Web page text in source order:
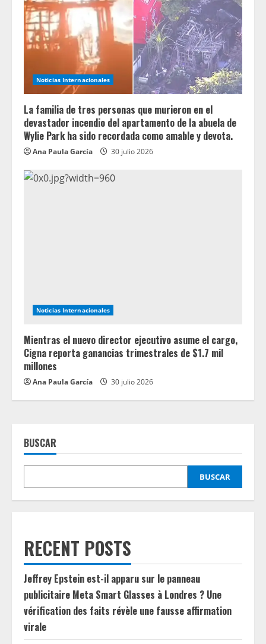
Noticias Internacionales
La familia de tres personas que murieron en el
devastador incendio del apartamento de la abuela de
Wylie Park ha sido recordada como amable y devota.
Ana Paula García 30 julio 2026
Noticias Internacionales
Mientras el nuevo director ejecutivo asume el cargo,
Cigna reporta ganancias trimestrales de $1.7 mil
millones
Ana Paula García 30 julio 2026
BUSCAR
BUSCAR
RECENT POSTS
Jeffrey Epstein est-il apparu sur le panneau
publicitaire Meta Smart Glasses à Londres ? Une
vérification des faits révèle une fausse affirmation
virale